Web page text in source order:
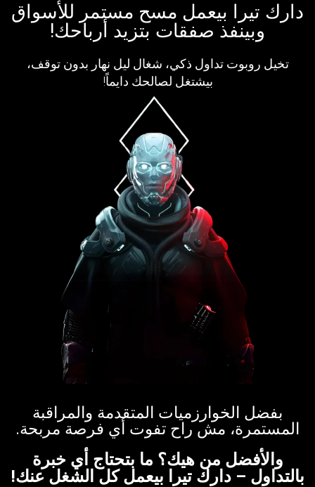
دارك تيرا بيعمل مسح مستمر للأسواق
وبينفذ صفقات بتزيد أرباحك!
تخيل روبوت تداول ذكي، شغال ليل نهار بدون توقف،
بيشتغل لصالحك دايماً!
بفضل الخوارزميات المتقدمة والمراقبة
المستمرة، مش راح تفوت أي فرصة مربحة.​
والأفضل من هيك؟ ما بتحتاج أي خبرة
بالتداول – دارك تيرا بيعمل كل الشغل عنك!